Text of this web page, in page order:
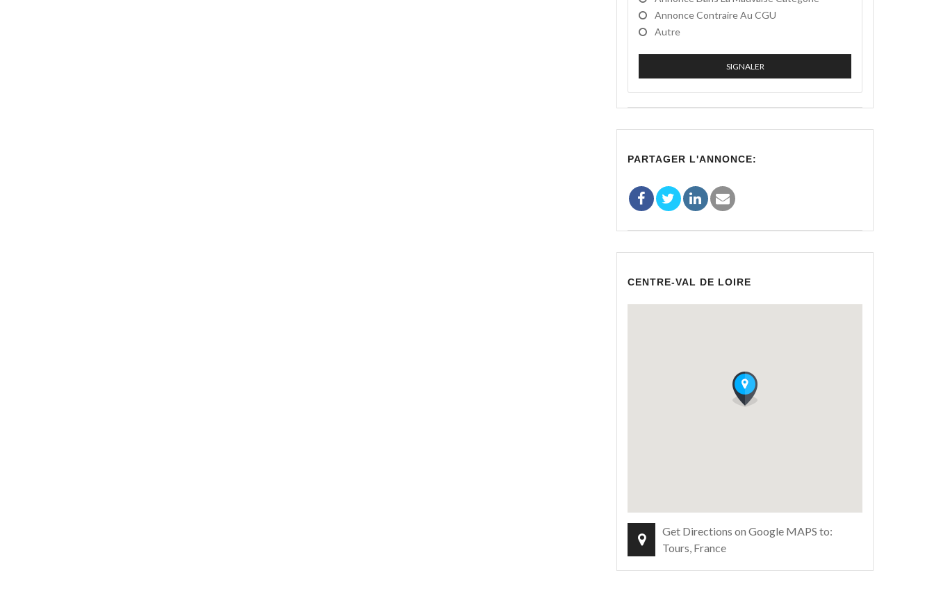
Annonce Contraire Au CGU
Autre
SIGNALER
PARTAGER L'ANNONCE:
CENTRE-VAL DE LOIRE
Get Directions on Google MAPS to:
Tours, France